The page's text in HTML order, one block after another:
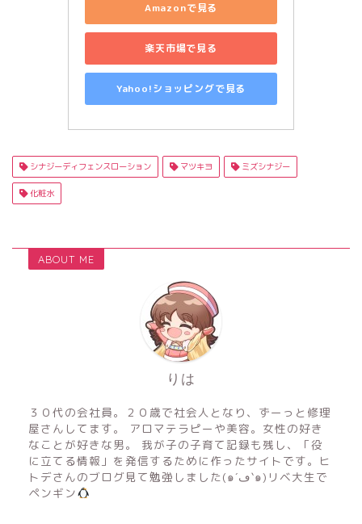
Amazonで見る
楽天市場で見る
Yahoo!ショッピングで見る
シナジーディフェンスローション マツキヨ ミズシナジー
化粧水
ABOUT ME
りは
３０代の会社員。２０歳で社会人となり、ずーっと修理
屋さんしてます。 アロマテラピーや美容。女性の好き
なことが好きな男。 我が子の子育て記録も残し、「役
に立てる情報」を発信するために作ったサイトです。ヒ
トデさんのブログ見て勉強しました(๑´ڡ`๑)リベ大生で
ペンギン